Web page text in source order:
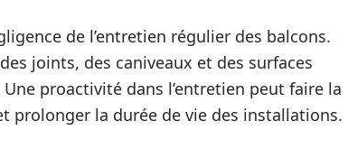
de l’entretien régulier des balcons.
joints, des caniveaux et des surfaces
proactivité dans l’entretien peut faire la
prolonger la durée de vie des installations.